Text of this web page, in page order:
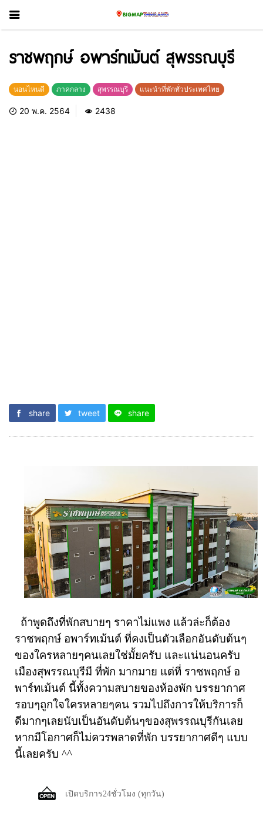
ราชพฤกษ์ อพาร์ทเม้นต์ สุพรรณบุรี
นอนไหนดี ภาคกลาง สุพรรณบุรี แนะนำที่พักทั่วประเทศไทย
20 พ.ค. 2564 2438
share tweet share
ถ้าพูดถึงที่พักสบายๆ ราคาไม่แพง แล้วล่ะก็ต้อง
ราชพฤกษ์ อพาร์ทเม้นต์ ที่คงเป็นตัวเลือกอันดับต้นๆ
ของใครหลายๆคนเลยใช่มั้ยครับ และแน่นอนครับ
เมืองสุพรรณบุรีมี ที่พัก มากมาย แต่ที่ ราชพฤกษ์ อ
พาร์ทเม้นต์ นี้ทั้งความสบายของห้องพัก บรรยากาศ
รอบๆถูกใจใครหลายๆคน รวมไปถึงการให้บริการก็
ดีมากๆเลยนับเป็นอันดับต้นๆของสุพรรณบุรีกันเลย
หากมีโอกาศก็ไม่ควรพลาดที่พัก บรรยากาศดีๆ แบบ
นี้เลยครับ ^^
เปิดบริการ24ชั่วโมง (ทุกวัน)